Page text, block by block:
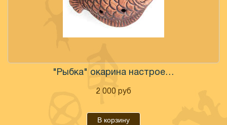
"Рыбка" окарина настроенная
2 000 руб
В корзину